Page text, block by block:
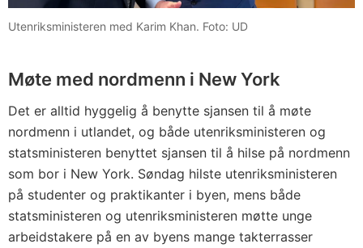
Utenriksministeren med Karim Khan. Foto: UD
Møte med nordmenn i New York
Det er alltid hyggelig å benytte sjansen til å møte
nordmenn i utlandet, og både utenriksministeren og
statsministeren benyttet sjansen til å hilse på nordmenn
som bor i New York. Søndag hilste utenriksministeren
på studenter og praktikanter i byen, mens både
statsministeren og utenriksministeren møtte unge
arbeidstakere på en av byens mange takterrasser